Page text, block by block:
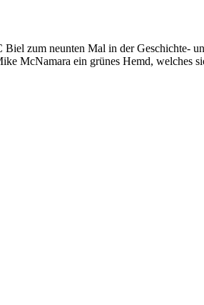
zum neunten Mal in der Geschichte-
McNamara ein grünes Hemd, welches